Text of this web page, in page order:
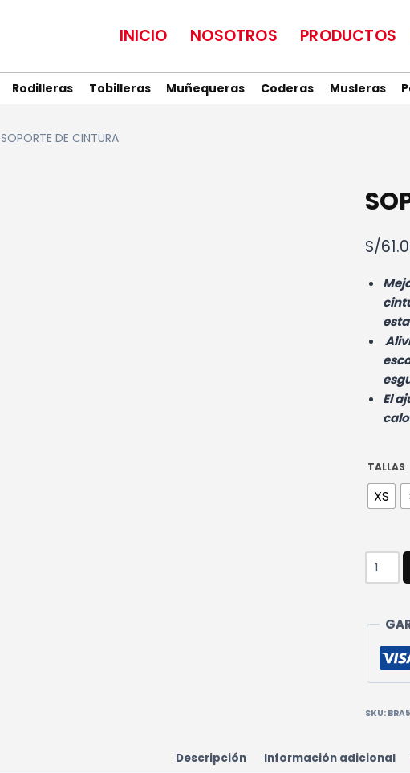
INICIO NOSOTROS PRODUCTOS
Rodilleras Tobilleras Muñequeras Coderas Musleras
SOPORTE DE CINTURA
S/
El
TALLAS
XS
SOPORTE
DE
SKU:
Descripción Información adicional